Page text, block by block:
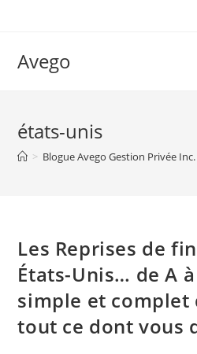
Avego
états-unis
> Blogue Avego Gestion Privée Inc.
Les Reprises de
États-Unis… de A
simple et complet
tout ce dont vous